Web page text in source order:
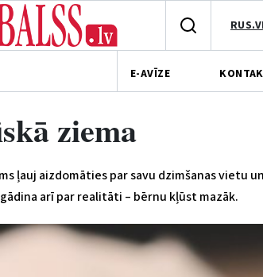
E-AVĪZE
ziema
ļauj aizdomāties par savu dzimšanas vietu
arī par realitāti – bērnu kļūst mazāk.